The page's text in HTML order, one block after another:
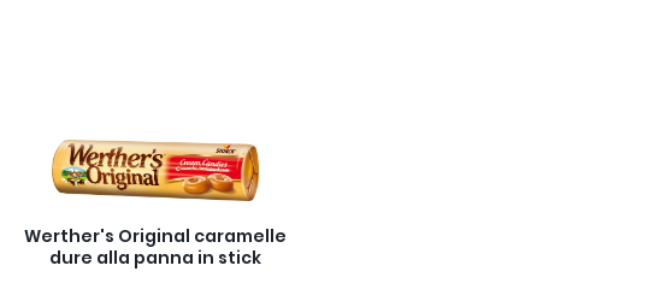
Werther's Original caramelle
dure alla panna in stick